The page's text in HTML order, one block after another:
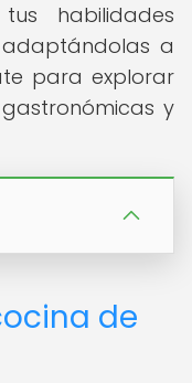
habilidades
adaptándolas a
para explorar
y
de